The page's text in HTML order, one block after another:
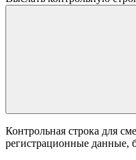
Контрольная строка для
регистрационные данные,